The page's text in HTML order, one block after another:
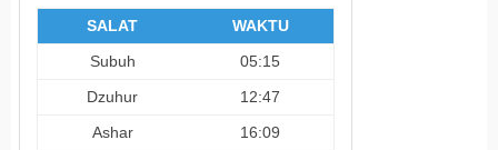
SALAT
WAKTU
Subuh
05:15
Dzuhur
12:47
Ashar
16:09